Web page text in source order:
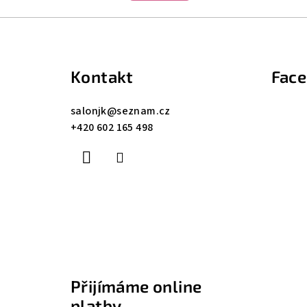
Kontakt
salonjk@seznam.cz
+420 602 165 498
Přijímáme online